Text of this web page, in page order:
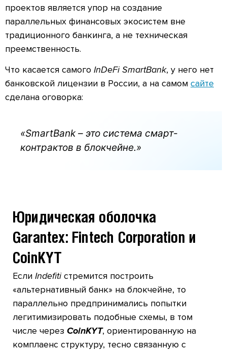
проектов является упор на создание
параллельных финансовых экосистем вне
традиционного банкинга, а не техническая
преемственность.
Что касается самого InDeFi SmartBank, у него нет
банковской лицензии в России, а на самом сайте
сделана оговорка:
«SmartBank – это система смарт-
контрактов в блокчейне.»
Юридическая оболочка
Garantex: Fintech Corporation и
CoinKYT
Если Indefitiстремится построить
«альтернативный банк» на блокчейне, то
параллельно предпринимались попытки
легитимизировать подобные схемы, в том
числе через CoinKYT, ориентированную на
комплаенс структуру, тесно связанную с